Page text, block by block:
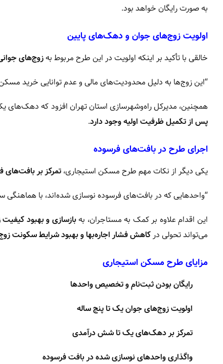
به صورت رایگان خواهد بود.
اولویت زوج‌های جوان و دهک‌های پایین
خالقی با تأکید بر اینکه اولویت در این طرح مربوط بهزوج‌های
“این زوج‌ها به دلیل محدودیت‌های مالی و عدم توانایی خرید
همچنین، مدیرکل راه‌وشهرسازی استان تهران افزود که
پس از تکمیل ظرفیت اولیه وجود دارد.
اجرای طرح در بافت‌های فرسوده
یکی دیگر از نکات مهم طرح مسکن استیجاری،تمرکز بر
“واحدهایی که در بافت‌های فرسوده نوسازی شده‌اند، با هماهنگی
این اقدام علاوه بر کمک به مستاجران، بهبازسازی و بهبود
می‌تواند تحولی در کاهش فشار اجاره‌بها و بهبود شرایط سکونت
مزایای طرح مسکن استیجاری
رایگان بودن ثبت‌نام و تخصیص واحدها
اولویت زوج‌های جوان یک تا پنج ساله
تمرکز بر دهک‌های یک تا شش درآمدی
واگذاری واحدهای نوسازی شده در بافت فرسوده